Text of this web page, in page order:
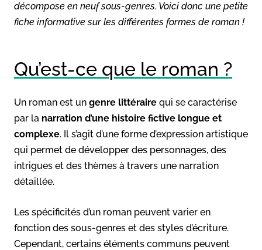
décompose en neuf sous-genres. Voici donc une petite
fiche informative sur les différentes formes de roman !
Qu’est-ce que le roman ?
Un roman est un genre littéraire qui se caractérise
par la narration d’une histoire fictive longue et
complexe. Il s’agit d’une forme d’expression artistique
qui permet de développer des personnages, des
intrigues et des thèmes à travers une narration
détaillée.
Les spécificités d’un roman peuvent varier en
fonction des sous-genres et des styles d’écriture.
Cependant, certains éléments communs peuvent